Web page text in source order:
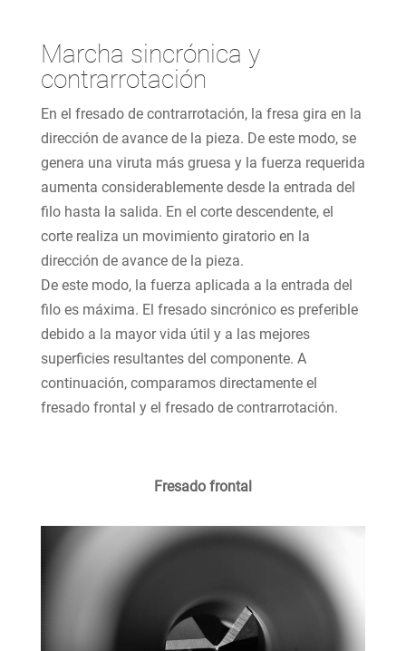
Marcha sincrónica y
contrarrotación
En el fresado de contrarrotación, la fresa gira en la
dirección de avance de la pieza. De este modo, se
genera una viruta más gruesa y la fuerza requerida
aumenta considerablemente desde la entrada del
filo hasta la salida. En el corte descendente, el
corte realiza un movimiento giratorio en la
dirección de avance de la pieza.
De este modo, la fuerza aplicada a la entrada del
filo es máxima. El fresado sincrónico es preferible
debido a la mayor vida útil y a las mejores
superficies resultantes del componente. A
continuación, comparamos directamente el
fresado frontal y el fresado de contrarrotación.
Fresado frontal